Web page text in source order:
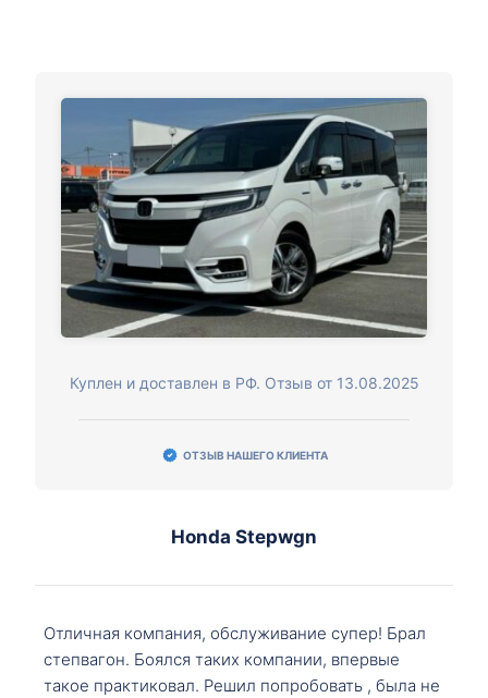
Куплен и доставлен в РФ. Отзыв от 13.08.2025
ОТЗЫВ НАШЕГО КЛИЕНТА
Honda Stepwgn
Отличная компания, обслуживание супер! Брал
степвагон. Боялся таких компании, впервые
такое практиковал. Решил попробовать , была не